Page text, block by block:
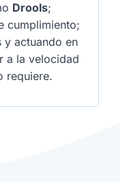
Drools;
cumplimiento;
y actuando en
a la velocidad
requiere.